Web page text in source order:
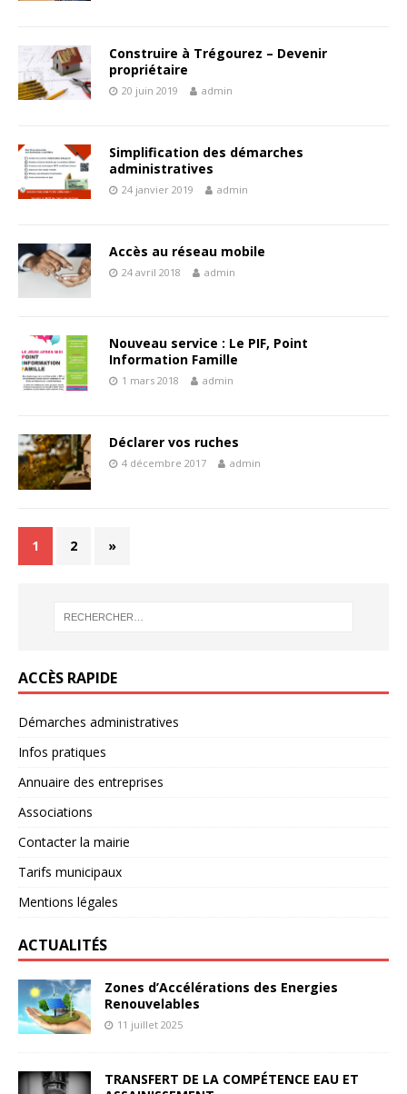
Construire à Trégourez – Devenir
propriétaire
20 juin 2019 admin
Simplification des démarches
administratives
24 janvier 2019 admin
Accès au réseau mobile
24 avril 2018 admin
Nouveau service : Le PIF, Point
Information Famille
1 mars 2018 admin
Déclarer vos ruches
4 décembre 2017 admin
1 2 »
ACCÈS RAPIDE
Démarches administratives
Infos pratiques
Annuaire des entreprises
Associations
Contacter la mairie
Tarifs municipaux
Mentions légales
ACTUALITÉS
Zones d’Accélérations des Energies
Renouvelables
11 juillet 2025
TRANSFERT DE LA COMPÉTENCE EAU ET